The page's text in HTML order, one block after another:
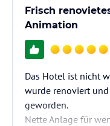
lies vor der Buchung
jeweiligen Veranstalters.
Frisch
Animation
Das Hotel ist nicht
wurde renoviert
geworden.
Nette Anlage für